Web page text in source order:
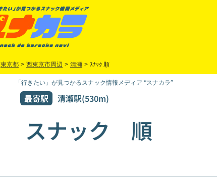
東京都 > 西東京市周辺 > 清瀬 > ｽﾅｯｸ 順
「行きたい」が見つかるスナック情報メディア “スナカラ”
最寄駅 清瀬駅(530m)
スナック 順